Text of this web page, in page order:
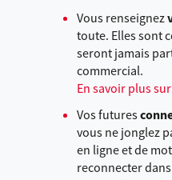
Vous renseignez
toute. Elles sont
seront jamais
commercial.
En savoir plus
Vos futures
vous ne jonglez
en ligne et de
reconnecter dans